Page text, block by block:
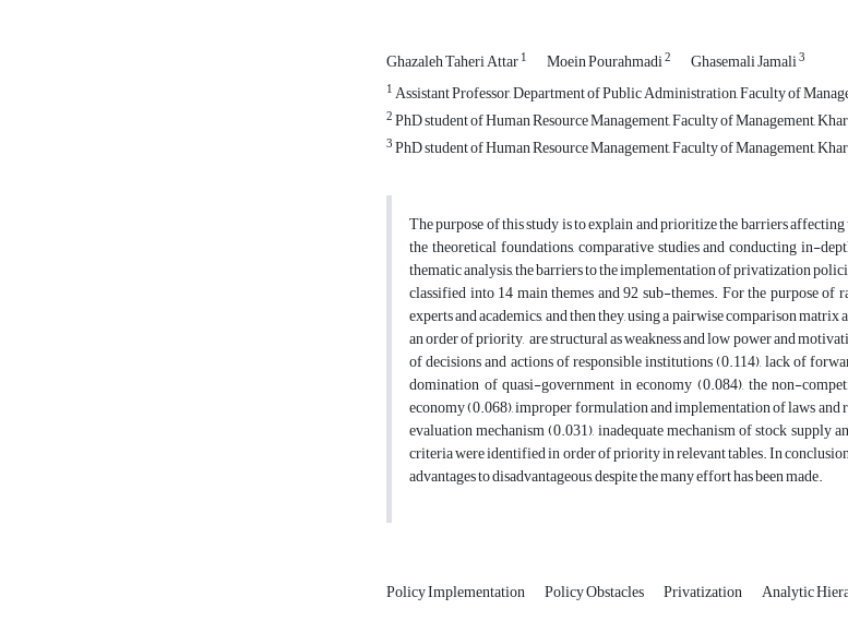
Ghazaleh Taheri Attar1 Moein Pourahmadi2 Ghasemali Jamali3
1Assistant Professor, Department of Public Administration, Faculty of
2PhD student of Human Resource Management, Faculty of Management,
3PhD student of Human Resource Management, Faculty of Management,
The purpose of this study is to explain and prioritize the barriers
the theoretical foundations, comparative studies and conducting in-
thematic analysis, the barriers to the implementation of privatization
classified into 14 main themes and 92 sub-themes. For the purpose
experts and academics, and then they, using a pairwise comparison
an order of priority, are structural as weakness and low power and
of decisions and actions of responsible institutions (0.114), lack of
domination of quasi-government in economy (0.084), the non-
economy (0.068), improper formulation and implementation of laws
evaluation mechanism (0.031), inadequate mechanism of stock supply
criteria were identified in order of priority in relevant tables. In
advantages to disadvantageous, despite the many effort has been made.
Policy Implementation Policy Obstacles Privatization Analytic